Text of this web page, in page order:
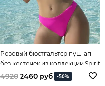
Розовый бюстгальтер пуш-ап
без косточек из коллекции Spirit
of Colours
4920 2460 руб -50%